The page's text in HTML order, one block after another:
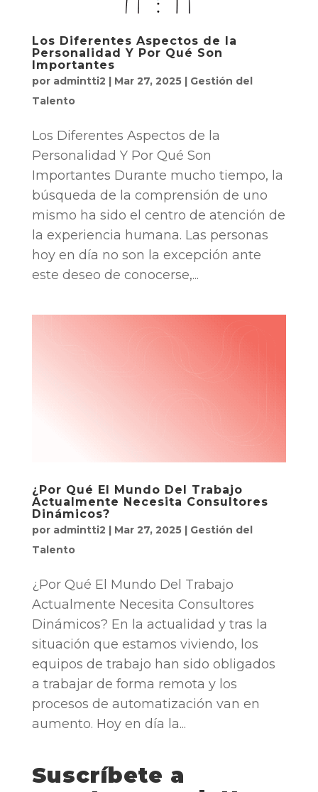
Los Diferentes Aspectos de la
Personalidad Y Por Qué Son
Importantes
por admintti2 | Mar 27, 2025| Gestión del
Talento
Los Diferentes Aspectos de la
Personalidad Y Por Qué Son
Importantes Durante mucho tiempo, la
búsqueda de la comprensión de uno
mismo ha sido el centro de atención de
la experiencia humana. Las personas
hoy en día no son la excepción ante
este deseo de conocerse,...
¿Por Qué El Mundo Del Trabajo
Actualmente Necesita Consultores
Dinámicos?
por admintti2 | Mar 27, 2025| Gestión del
Talento
¿Por Qué El Mundo Del Trabajo
Actualmente Necesita Consultores
Dinámicos? En la actualidad y tras la
situación que estamos viviendo, los
equipos de trabajo han sido obligados
a trabajar de forma remota y los
procesos de automatización van en
aumento. Hoy en día la...
Suscríbete a